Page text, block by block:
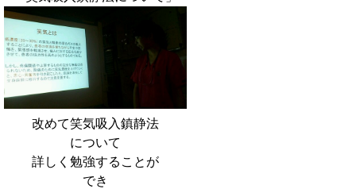
改めて笑気吸入鎮静法
について
詳しく勉強することが
でき